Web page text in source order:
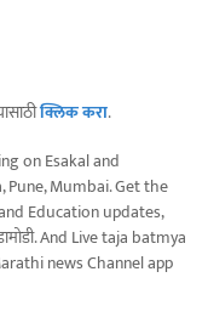
क्लिक करा.
on Esakal and
Pune, Mumbai. Get the
Education updates,
And Live taja batmya
news Channel app